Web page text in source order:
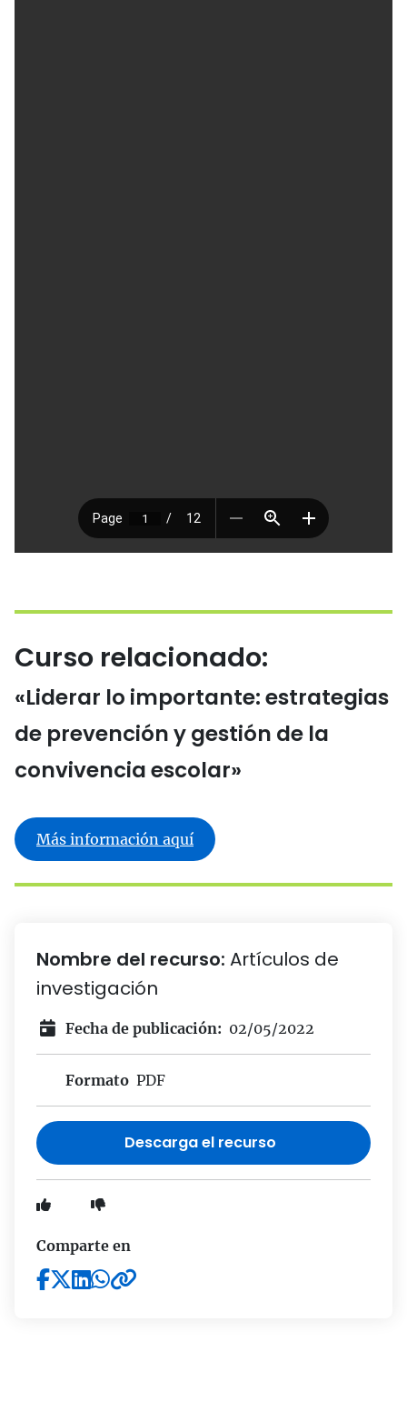
Curso relacionado:
«Liderar lo importante: estrategias
de prevención y gestión de la
convivencia escolar»
Más información aquí
Nombre del recurso: Artículos de
investigación
Fecha de publicación: 02/05/2022
Formato PDF
Descarga el recurso
Comparte en